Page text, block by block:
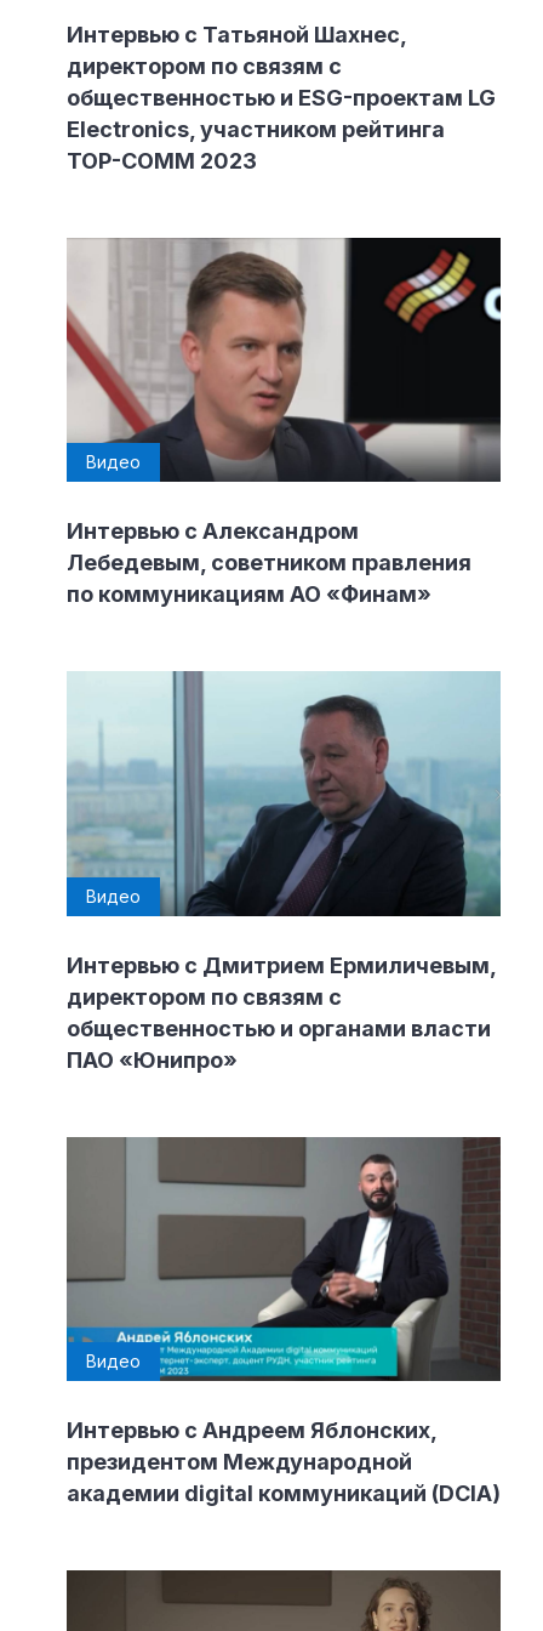
Интервью с Татьяной Шахнес,
директором по связям с
общественностью и ESG-проектам LG
Electronics, участником рейтинга
TOP-COMM 2023
Видео
Интервью с Александром
Лебедевым, советником правления
по коммуникациям АО «Финам»
Видео
Интервью с Дмитрием Ермиличевым,
директором по связям с
общественностью и органами власти
ПАО «Юнипро»
Видео
Интервью с Андреем Яблонских,
президентом Международной
академии digital коммуникаций (DCIA)